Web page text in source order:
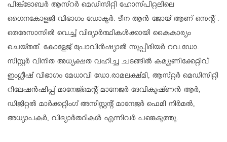
പിങ്ക്ടോബർ ആസ്റർ മെഡിസിറ്റി ഹോസ്പിറ്റലിലെ
ഗൈനകോളജി വിഭാഗം ഡോക്ടർ. ടീന ആൻ ജോയ് ആണ് സെൻ്റ് .
തെരേസാസിൽ വെച്ച് വിദ്യാർത്ഥികൾക്കായി കൈകാര്യം
ചെയ്തത്. കോളേജ് പ്രോവിൻഷ്യാൽ സുപ്പീരിയർ റവ.ഡോ.
സിസ്റ്റർ വിനിത അധ്യക്ഷത വഹിച്ച ചടങ്ങിൽ കമ്യൂണിക്കേറ്റിവ്
ഇംഗ്ലീഷ് വിഭാഗം മേധാവി ഡോ.രാമലക്ഷ്മി, ആസ്‌റ്റർ മെഡിസിറ്റി
റിലേഷൻഷിപ്പ് മാനേജ്മെൻ്റ് മാനേജർ ദേവികൃഷ്ണൻ ആർ,
ഡിജിറ്റൽ മാർക്കറ്റിംഗ് അസിസ്റ്റൻ്റ് മാനേജർ ഫെമി നിർമൽ,
അധ്യാപകർ, വിദ്യാർത്ഥികൾ എന്നിവർ പങ്കെടുത്തു.